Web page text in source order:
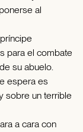
al
para el combate
su abuelo.
espera es
sobre un terrible
a cara con